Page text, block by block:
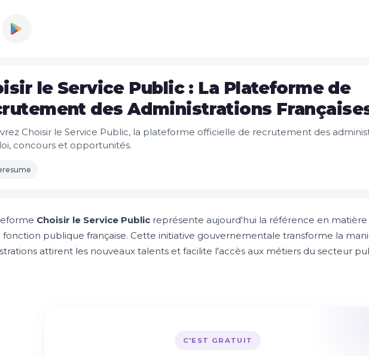
le Service Public : La Plateforme de
des Administrations
Choisir le Service Public, la plateforme officielle de recrutement des
concours et opportunités.
Choisir le Service Public représente aujourd'hui la référence en
fonction publique française. Cette initiative gouvernementale transforme la
attirent les nouveaux talents et facilite l'accès aux métiers du secteur
C'EST GRATUIT